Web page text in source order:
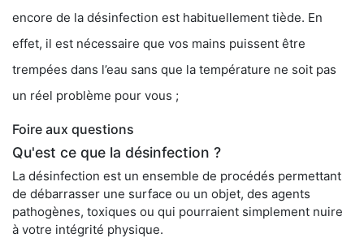
encore de la désinfection est habituellement tiède. En
effet, il est nécessaire que vos mains puissent être
trempées dans l’eau sans que la température ne soit pas
un réel problème pour vous ;
Foire aux questions
Qu'est ce que la désinfection ?
La désinfection est un ensemble de procédés permettant
de débarrasser une surface ou un objet, des agents
pathogènes, toxiques ou qui pourraient simplement nuire
à votre intégrité physique.